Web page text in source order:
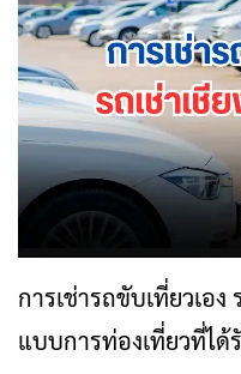
การเช่ารถขับเที่ยวเอง
แบบการท่องเที่ยวที่ไ